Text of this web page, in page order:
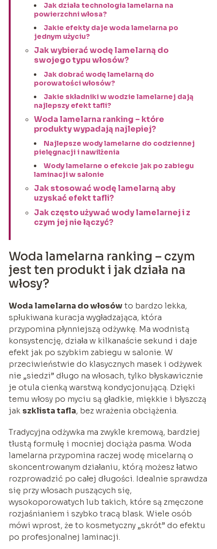
Jak działa technologia lamelarna na
powierzchni włosa?
Jakie efekty daje woda lamelarna po
jednym użyciu?
Jak wybierać wodę lamelarną do
swojego typu włosów?
Jak dobrać wodę lamelarną do
porowatości włosów?
Jakie składniki w wodzie lamelarnej dają
najlepszy efekt tafli?
Woda lamelarna ranking – które
produkty wypadają najlepiej?
Najlepsze wody lamelarne do codziennej
pielęgnacji i nawilżenia
Wody lamelarne o efekcie jak po zabiegu
laminacji w salonie
Jak stosować wodę lamelarną aby
uzyskać efekt tafli?
Jak często używać wody lamelarnej i z
czym jej nie łączyć?
Woda lamelarna ranking – czym
jest ten produkt i jak działa na
włosy?
Woda lamelarna do włosówto bardzo lekka,
spłukiwana kuracja wygładzająca, która
przypomina płynniejszą odżywkę. Ma wodnistą
konsystencję, działa w kilkanaście sekund i daje
efekt jak po szybkim zabiegu w salonie. W
przeciwieństwie do klasycznych masek i odżywek
nie „siedzi” długo na włosach, tylko błyskawicznie
je otula cienką warstwą kondycjonującą. Dzięki
temu włosy po myciu są gładkie, miękkie i błyszczą
jak szklista tafla, bez wrażenia obciążenia.
Tradycyjna odżywka ma zwykle kremową, bardziej
tłustą formułę i mocniej dociąża pasma. Woda
lamelarna przypomina raczej wodę micelarną o
skoncentrowanym działaniu, którą możesz łatwo
rozprowadzić po całej długości. Idealnie sprawdza
się przy włosach puszących się,
wysokoporowatych lub takich, które są zmęczone
rozjaśnianiem i szybko tracą blask. Wiele osób
mówi wprost, że to kosmetyczny „skrót” do efektu
po profesjonalnej laminacji.